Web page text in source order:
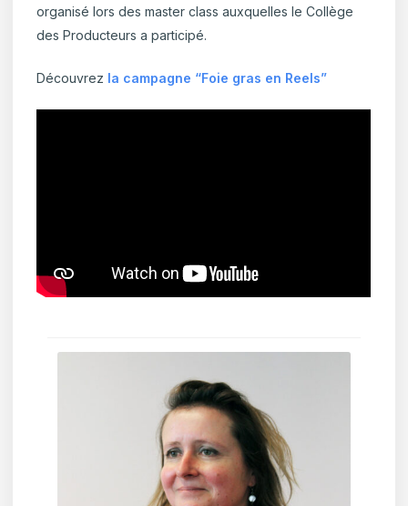
organisé lors des master class auxquelles le Collège
des Producteurs a participé.
Découvrez la campagne “Foie gras en Reels”